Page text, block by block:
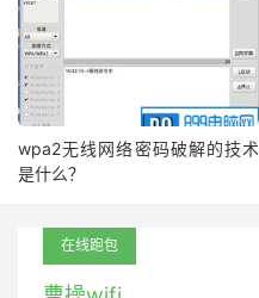
wpa2无线网络密码破解的技术
是什么？
在线跑包